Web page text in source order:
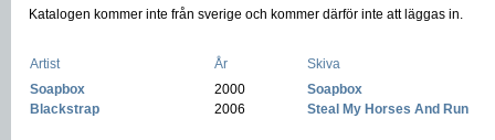
Katalogen kommer inte från sverige och kommer därför inte att läggas in.
Artist År
Skiva
Soapbox
2000
Soapbox
Blackstrap
2006 Steal My Horses And Run